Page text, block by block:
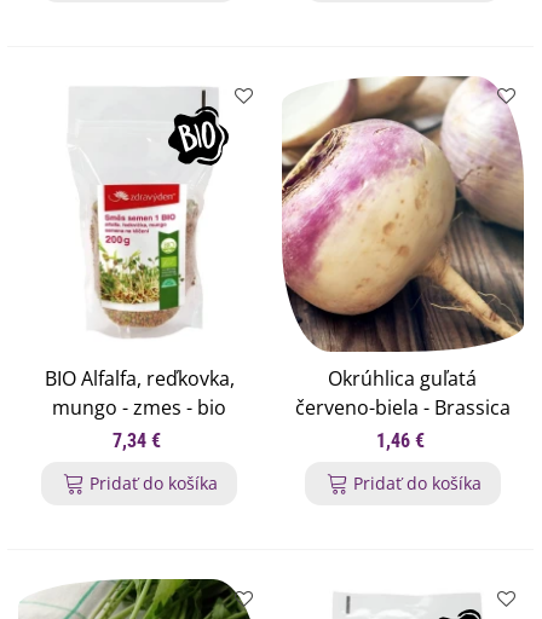
BIO Alfalfa, reďkovka,
mungo - zmes - bio
semená na klíčenie -
7,34 €
Pridať do košíka
Okrúhlica guľatá
červeno-biela - Brassica
rapa L. - semená
1,46 €
Pridať do košíka